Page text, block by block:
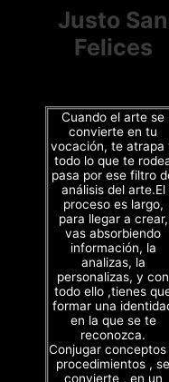
Justo San
Felices
Cuando el arte se
convierte en tu
vocación, te atrapa
todo lo que te
pasa por ese filtro
análisis del arte.El
proceso es largo,
para llegar a crear,
vas absorbiendo
información, la
analizas, la
personalizas, y con
todo ello ,tienes
formar una
en la que se te
reconozca.
Conjugar
procedimientos , se
convierte , en un